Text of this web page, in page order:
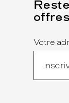
Name
Votre
(Ce
champ
est
obligatoire)